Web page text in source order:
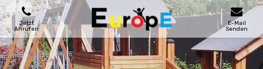
Jetzt
Anrufen
E-Mail
Senden
SPIELPLATZE